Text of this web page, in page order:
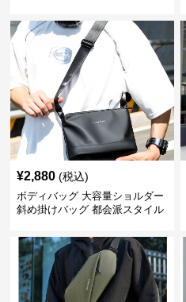
¥2,880 (税込)
ボディバッグ 大容量ショルダー
斜め掛けバッグ 都会派スタイル